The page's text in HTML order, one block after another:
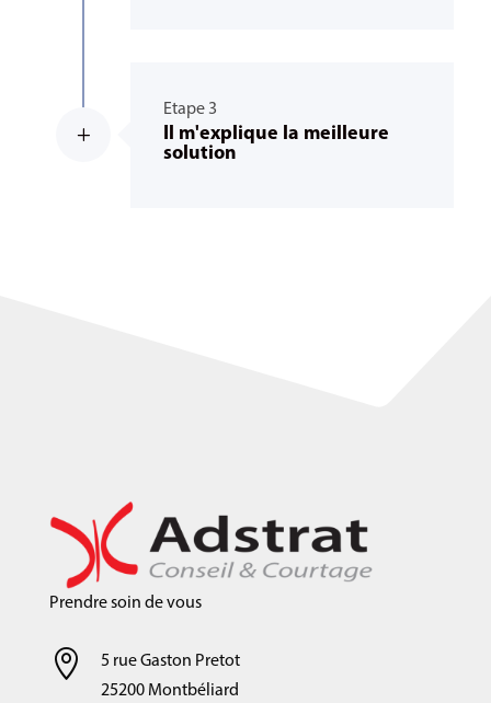
L
Etape 3
Il m'explique la meilleure
solution
Prendre soin de vous

5 rue Gaston Pretot
25200 Montbéliard